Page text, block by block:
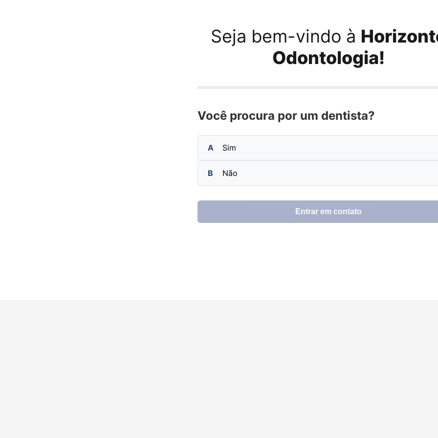
Seja bem-vindo à
Odontologia!
Você procura por um dentista?
A Sim
B Não
Entrar em contato